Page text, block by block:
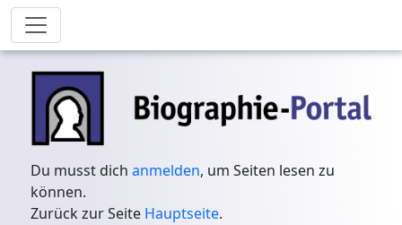
Du musst dichanmelden, um Seiten lesen zu
können.
Zurück zur Seite Hauptseite.